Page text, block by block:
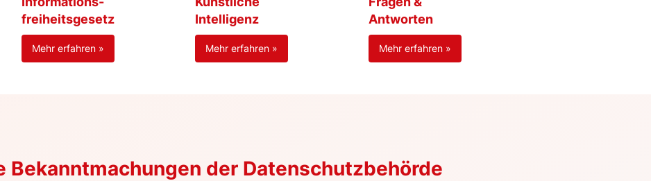
freiheitsgesetz
Mehr erfahren »
Intelligenz
Mehr erfahren »
Antworten
Mehr erfahren »
Bekanntmachungen der Datenschutzbehörde